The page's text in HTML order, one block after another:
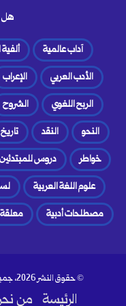
هل
آداب عالمية
الأدب العربي
الإعراب
الربح اللغوي
الشروح
النحو
النقد تاريخ
خواطر
دروس للمبتدئين
علوم اللغة العربية
مصطلحات أدبية
© حقوق النشر 2026، جميع الحقوق محفوظة |
الرئيسة من